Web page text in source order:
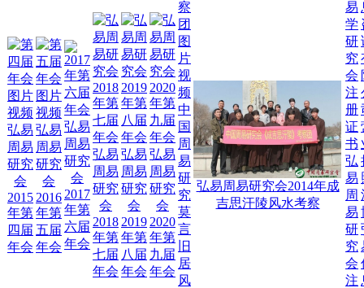
弘易
周易
研究
会
2015
年第
四届
年会
弘易
周易
研究
会
2016
年第
五届
年会
弘易
周易
研究
会
2017
年第
六届
年会
弘易
周易
研究
会
2018
年第
七届
年会
弘易
周易
研究
会
2019
年第
八届
年会
弘易
周易
研究
会
2020
年第
九届
年会
中
国
周
易
研
究
莫
言
旧
居
风
弘易周易研究会2014年成
吉思汗陵风水考察
弘
易
周
易
研
究
会
注